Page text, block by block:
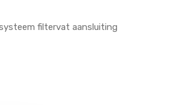
filtervat aansluiting